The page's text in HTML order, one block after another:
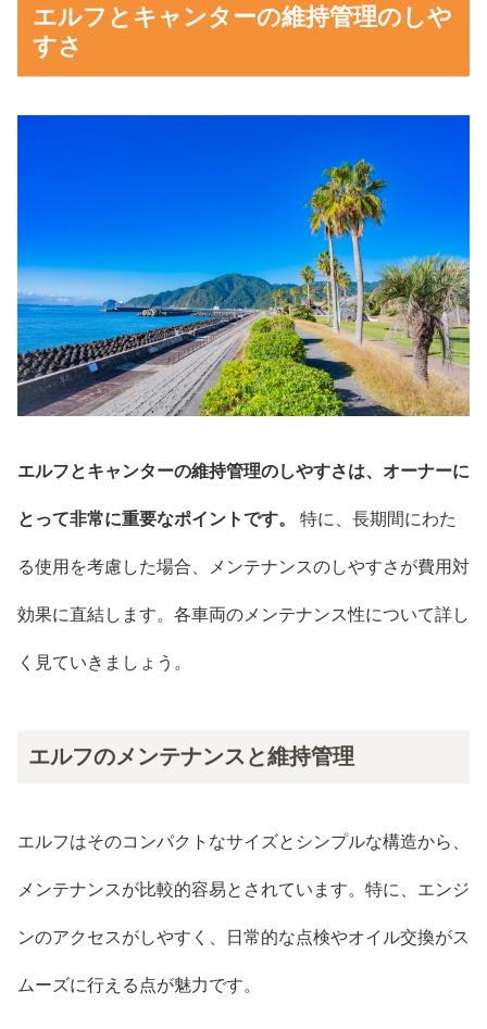
エルフとキャンターの維持管理のしや
すさ
エルフとキャンターの維持管理のしやすさは、オーナーに
とって非常に重要なポイントです。 特に、長期間にわた
る使用を考慮した場合、メンテナンスのしやすさが費用対
効果に直結します。各車両のメンテナンス性について詳し
く見ていきましょう。
エルフのメンテナンスと維持管理
エルフはそのコンパクトなサイズとシンプルな構造から、
メンテナンスが比較的容易とされています。特に、エンジ
ンのアクセスがしやすく、日常的な点検やオイル交換がス
ムーズに行える点が魅力です。